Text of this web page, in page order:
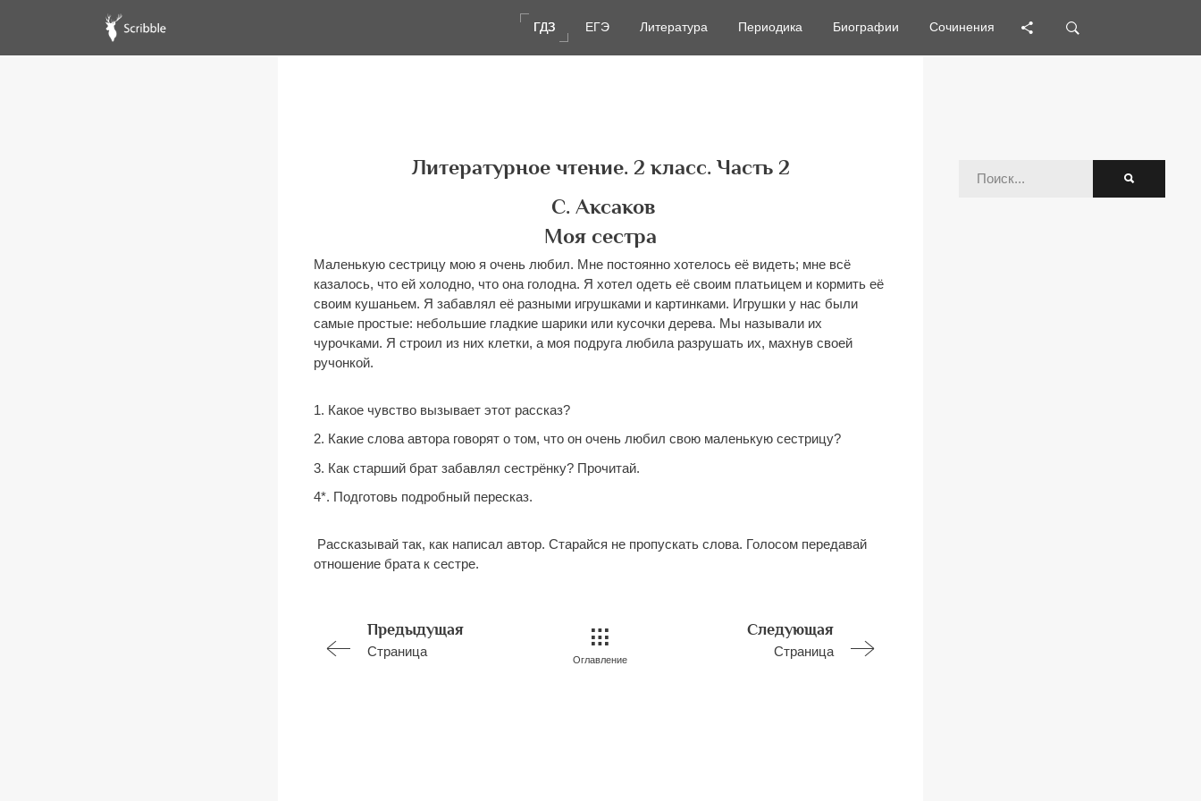
ГДЗ
ГДЗ ЕГЭ
ЕГЭ Литература
Литература Периодика
Периодика Биографии
Биографии Сочинения
Сочинения
Литературное чтение. 2 класс. Часть 2
С. Аксаков
Моя сестра
Маленькую сестрицу мою я очень любил. Мне постоянно хотелось её видеть; мне всё
казалось, что ей холодно, что она голодна. Я хотел одеть её своим платьицем и кормить её
своим кушаньем. Я забавлял её разными игрушками и картинками. Игрушки у нас были
самые простые: небольшие гладкие шарики или кусочки дерева. Мы называли их
чурочками. Я строил из них клетки, а моя подруга любила разрушать их, махнув своей
ручонкой.
1. Какое чувство вызывает этот рассказ?
2. Какие слова автора говорят о том, что он очень любил свою маленькую сестрицу?
3. Как старший брат забавлял сестрёнку? Прочитай.
4*. Подготовь подробный пересказ.
Рассказывай так, как написал автор. Старайся не пропускать слова. Голосом передавай
отношение брата к сестре.
Предыдущая
Страница
Следующая
Страница
Оглавление